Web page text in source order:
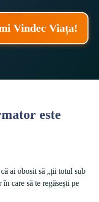
Vindec Viața!
este
ai obosit să „ții totul sub
care să te regăsești pe